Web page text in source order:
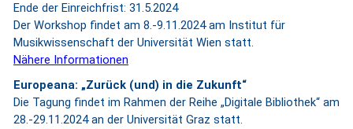
Ende der Einreichfrist: 31.5.2024
Der Workshop findet am 8.-9.11.2024 am Institut für
Musikwissenschaft der Universität Wien statt.
Nähere Informationen
Europeana: „Zurück (und) in die Zukunft“
Die Tagung findet im Rahmen der Reihe „Digitale Bibliothek“ am
28.-29.11.2024 an der Universität Graz statt.